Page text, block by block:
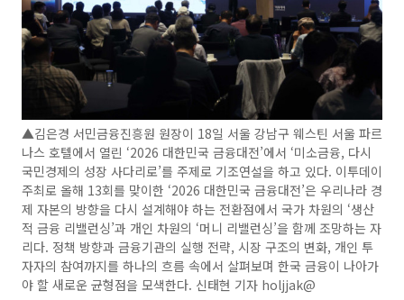
▲김은경 서민금융진흥원 원장이 18일 서울 강남구 웨스틴 서울 파르
나스 호텔에서 열린 ‘2026 대한민국 금융대전’에서 ‘미소금융, 다시
국민경제의 성장 사다리로’를 주제로 기조연설을 하고 있다. 이투데이
주최로 올해 13회를 맞이한 ‘2026 대한민국 금융대전’은 우리나라 경
제 자본의 방향을 다시 설계해야 하는 전환점에서 국가 차원의 ‘생산
적 금융 리밸런싱’과 개인 차원의 ‘머니 리밸런싱’을 함께 조망하는 자
리다. 정책 방향과 금융기관의 실행 전략, 시장 구조의 변화, 개인 투
자자의 참여까지를 하나의 흐름 속에서 살펴보며 한국 금융이 나아가
야 할 새로운 균형점을 모색한다. 신태현 기자 holjjak@